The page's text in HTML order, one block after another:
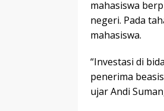
mahasiswa
negeri. Pada
mahasiswa.
“Investasi di
penerima
ujar Andi